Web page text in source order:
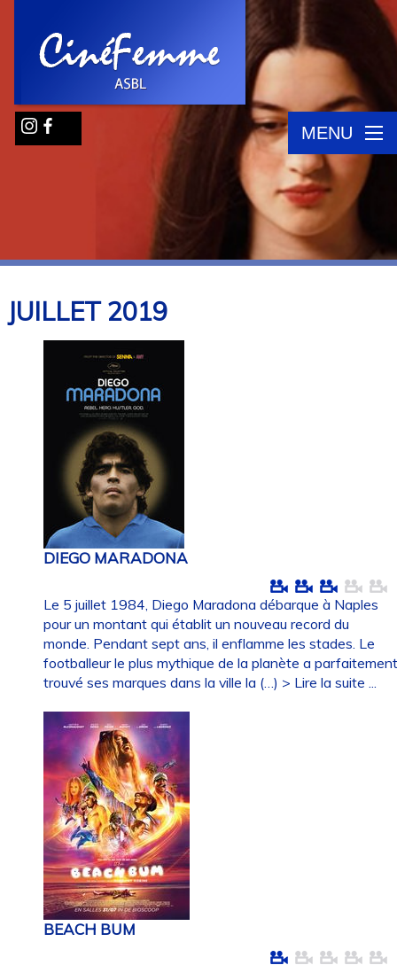
MENU
JUILLET2019
DIEGO MARADONA
Le 5 juillet 1984, Diego Maradona débarque à Naples
pour un montant qui établit un nouveau record du
monde. Pendant sept ans, il enflamme les stades. Le
footballeur le plus mythique de la planète a
trouvé ses marques dans la ville la (…) > Lire la suite ...
BEACH BUM